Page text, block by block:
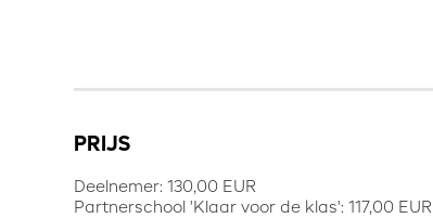
PRIJS
Deelnemer: 130,00 EUR
Partnerschool 'Klaar voor de klas': 117,00 EUR